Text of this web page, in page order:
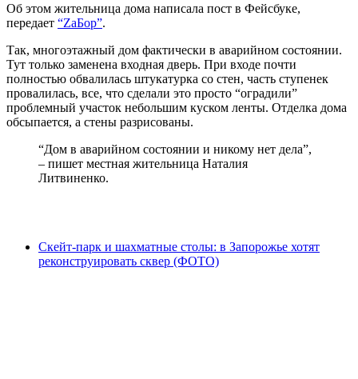
Об этом жительница дома написала пост в Фейсбуке,
передает “ZаБор”.
Так, многоэтажный дом фактически в аварийном состоянии.
Тут только заменена входная дверь. При входе почти
полностью обвалилась штукатурка со стен, часть ступенек
провалилась, все, что сделали это просто “оградили”
проблемный участок небольшим куском ленты. Отделка дома
обсыпается, а стены разрисованы.
“Дом в аварийном состоянии и никому нет дела”,
– пишет местная жительница Наталия
Литвиненко.
Скейт-парк и шахматные столы: в Запорожье хотят
реконструировать сквер (ФОТО)